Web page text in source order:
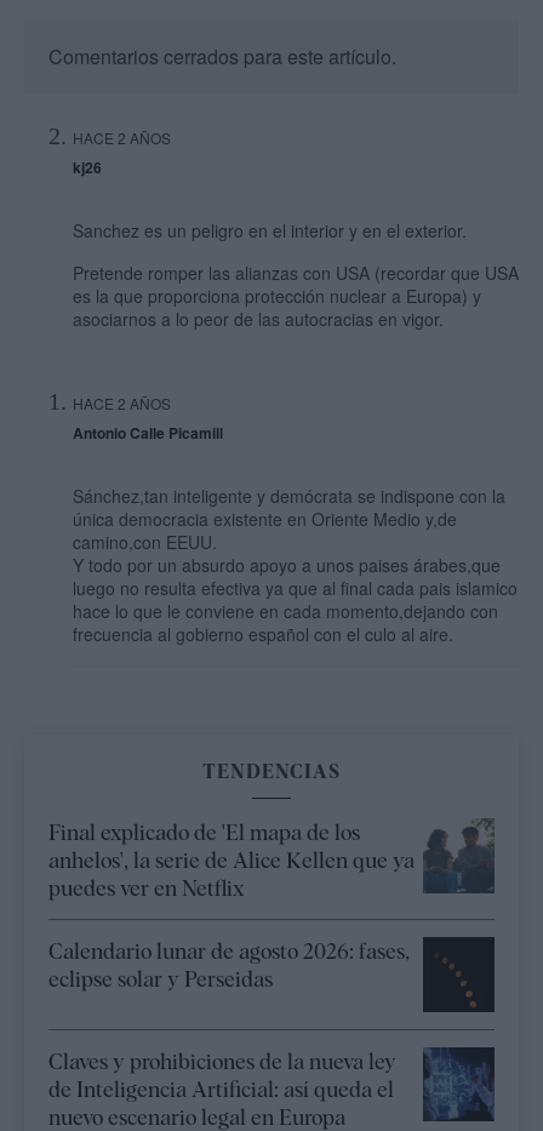
Comentarios cerrados para este artículo.
HACE 2 AÑOS
kj26
Sanchez es un peligro en el interior y en el exterior.
Pretende romper las alianzas con USA (recordar que USA
es la que proporciona protección nuclear a Europa) y
asociarnos a lo peor de las autocracias en vigor.
HACE 2 AÑOS
Antonio Calle Picamill
Sánchez,tan inteligente y demócrata se indispone con la
única democracia existente en Oriente Medio y,de
camino,con EEUU.
Y todo por un absurdo apoyo a unos paises árabes,que
luego no resulta efectiva ya que al final cada pais islamico
hace lo que le conviene en cada momento,dejando con
frecuencia al gobierno español con el culo al aire.
TENDENCIAS
Final explicado de 'El mapa de los
anhelos', la serie de Alice Kellen que ya
puedes ver en Netflix
Calendario lunar de agosto 2026: fases,
eclipse solar y Perseidas
Claves y prohibiciones de la nueva ley
de Inteligencia Artificial: así queda el
nuevo escenario legal en Europa